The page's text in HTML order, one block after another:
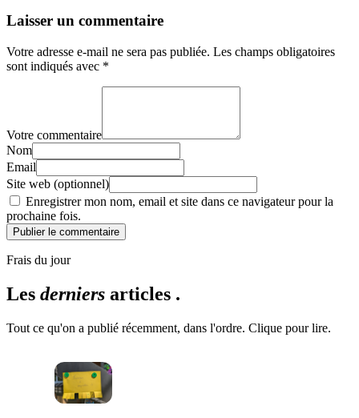
Laisser un commentaire
Votre adresse e-mail ne sera pas publiée. Les champs obligatoires
sont indiqués avec *
Votre commentaire
Nom
Email
Site web (optionnel)
Enregistrer mon nom, email et site dans ce navigateur pour la
prochaine fois.
Publier le commentaire
Frais du jour
Les derniers articles .
Tout ce qu'on a publié récemment, dans l'ordre. Clique pour lire.